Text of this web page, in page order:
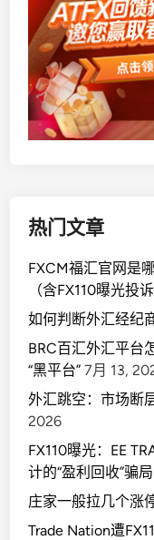
热门文章
FXCM福汇官网是
（含FX110曝光投诉
如何判断外汇经纪
BRC百汇外汇平台
“黑平台” 7月 13,
外汇跳空：市场断
2026
FX110曝光：EE
计的“盈利回收”骗局
庄家一般拉几个涨
Trade Nation遭